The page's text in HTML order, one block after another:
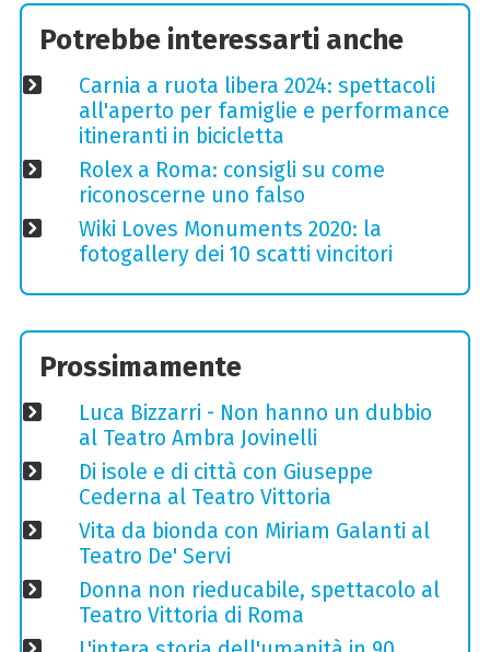
Potrebbe interessarti anche
Carnia a ruota libera 2024: spettacoli
all'aperto per famiglie e performance
itineranti in bicicletta
Rolex a Roma: consigli su come
riconoscerne uno falso
Wiki Loves Monuments 2020: la
fotogallery dei 10 scatti vincitori
Prossimamente
Luca Bizzarri - Non hanno un dubbio
al Teatro Ambra Jovinelli
Di isole e di città con Giuseppe
Cederna al Teatro Vittoria
Vita da bionda con Miriam Galanti al
Teatro De' Servi
Donna non rieducabile, spettacolo al
Teatro Vittoria di Roma